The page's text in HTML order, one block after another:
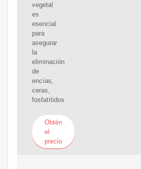
vegetal
es
esencial
para
asegurar
la
eliminación
de
encías,
ceras,
fosfatítidos
Obtén
el
precio